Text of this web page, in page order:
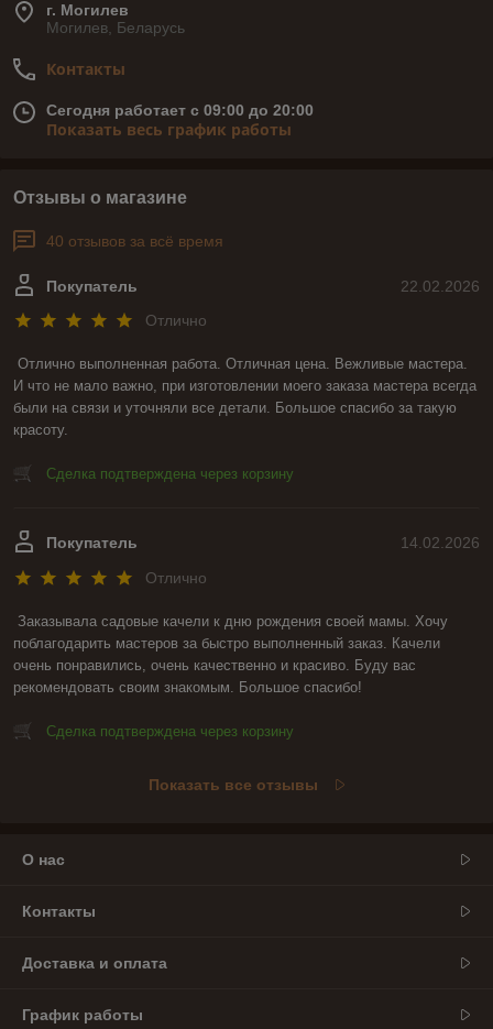
г. Могилев
Могилев, Беларусь
Контакты
Сегодня работает с 09:00 до 20:00
Показать весь график работы
Отзывы о магазине
40 отзывов за всё время
22.02.2026
Покупатель
Отлично
Отлично выполненная работа. Отличная цена. Вежливые мастера.
И что не мало важно, при изготовлении моего заказа мастера всегда
были на связи и уточняли все детали. Большое спасибо за такую
красоту.
Сделка подтверждена через корзину
14.02.2026
Покупатель
Отлично
Заказывала садовые качели к дню рождения своей мамы. Хочу
поблагодарить мастеров за быстро выполненный заказ. Качели
очень понравились, очень качественно и красиво. Буду вас
рекомендовать своим знакомым. Большое спасибо!
Сделка подтверждена через корзину
Показать все отзывы
О нас
Контакты
Доставка и оплата
График работы